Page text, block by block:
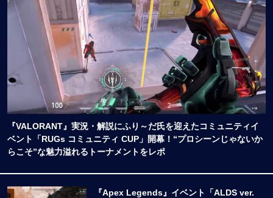
『VALORANT』実況・解説にふり～だ氏を迎えたコミュニティイ
ベント「RUGs コミュニティ CUP」開幕！“プロシーンじゃないか
らこそ”な魅力溢れるトーナメントをレポ
『Apex Legends』イベント「ALDS ver.